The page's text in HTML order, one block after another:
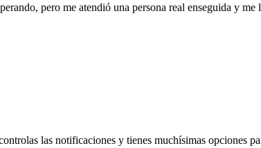
pero me atendió una persona real enseguida y
las notificaciones y tienes muchísimas opciones